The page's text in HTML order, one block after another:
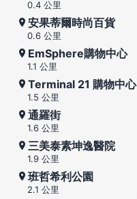
0.4 公里
安果蒂爾時尚百貨
0.6 公里
EmSphere購物中心
1.1 公里
Terminal 21 購物中心
1.5 公里
通羅街
1.6 公里
三美泰素坤逸醫院
1.9 公里
班哲希利公園
2.1 公里